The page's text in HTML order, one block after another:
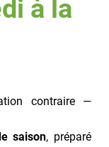
à la
contraire —
saison, préparé